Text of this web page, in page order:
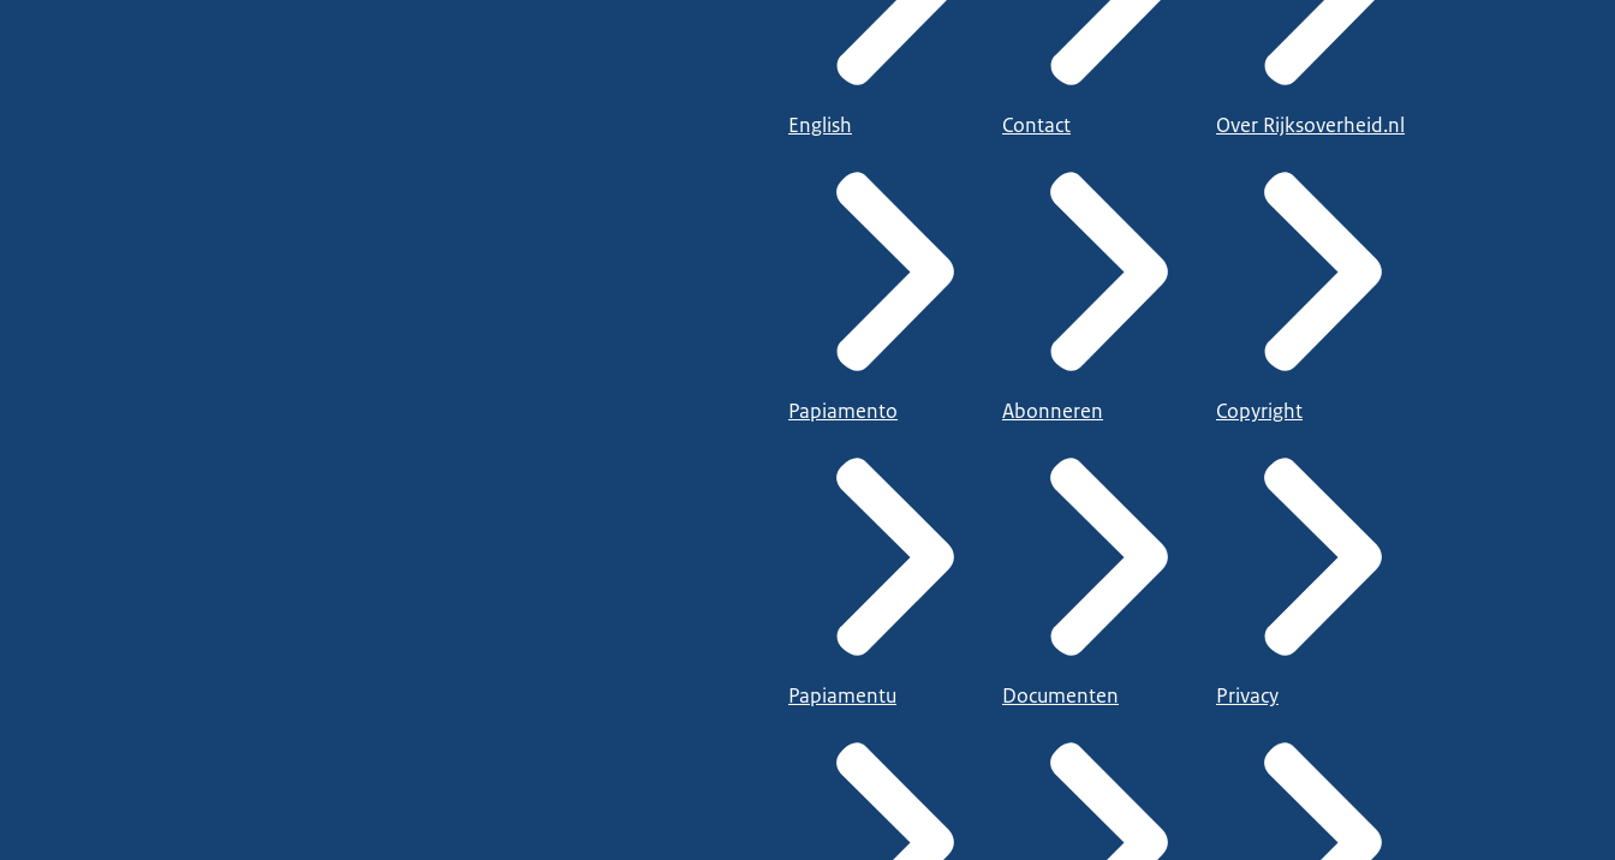
English
Papiamento
Papiamentu
Contact
Abonneren
Documenten
Over Rijksoverheid.nl
Copyright
Privacy